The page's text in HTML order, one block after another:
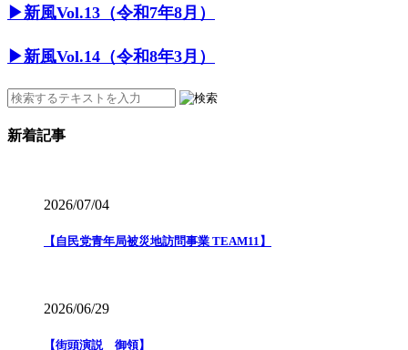
▶︎新風Vol.13（令和7年8月）
▶︎新風Vol.14（令和8年3月）
新着記事
2026/07/04
【自民党青年局被災地訪問事業 TEAM11】
2026/06/29
【街頭演説 御領】